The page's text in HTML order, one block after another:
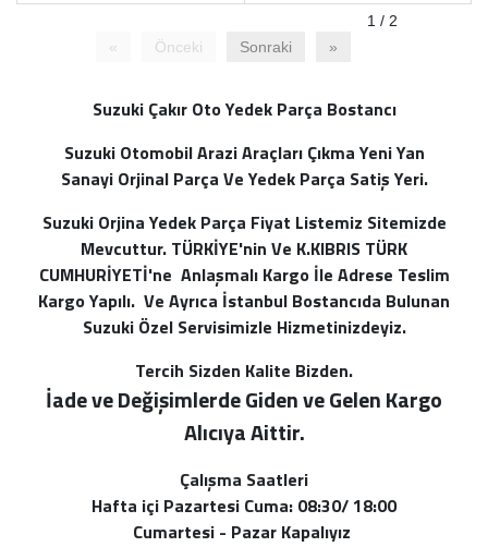
« Önceki Sonraki »
1 / 2
Suzuki Çakır Oto Yedek Parça Bostancı
Suzuki Otomobil Arazi Araçları Çıkma Yeni Yan
Sanayi Orjinal Parça Ve Yedek Parça Satiş Yeri.
Suzuki Orjina Yedek Parça Fiyat Listemiz Sitemizde
Mevcuttur. TÜRKİYE'nin Ve K.KIBRIS TÜRK
CUMHURİYETİ'ne Anlaşmalı Kargo İle Adrese Teslim
Kargo Yapılı. Ve Ayrıca İstanbul Bostancıda Bulunan
Suzuki Özel Servisimizle Hizmetinizdeyiz.
Tercih Sizden Kalite Bizden.
İade ve Değişimlerde Giden ve Gelen Kargo
Alıcıya Aittir.
Çalışma Saatleri
Hafta içi Pazartesi Cuma: 08:30/ 18:00
Cumartesi - Pazar Kapalıyız